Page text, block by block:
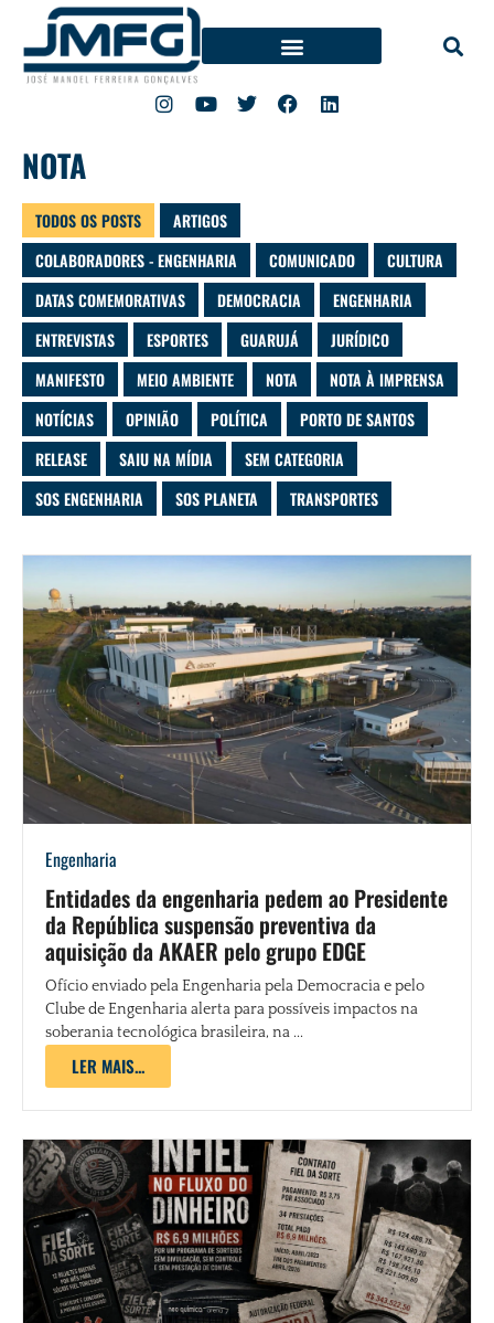
NOTA
TODOS OS POSTS
ARTIGOS
COLABORADORES - ENGENHARIA
COMUNICADO
CULTURA
DATAS COMEMORATIVAS
DEMOCRACIA
ENGENHARIA
ENTREVISTAS
ESPORTES GUARUJÁ
JURÍDICO
MANIFESTO
MEIO AMBIENTE NOTA
NOTA À IMPRENSA
NOTÍCIAS
OPINIÃO POLÍTICA
PORTO DE SANTOS
RELEASE
SAIU NA MÍDIA
SEM CATEGORIA
SOS ENGENHARIA
SOS PLANETA TRANSPORTES
Engenharia
Entidades da engenharia pedem ao Presidente
da República suspensão preventiva da
aquisição da AKAER pelo grupo EDGE
Ofício enviado pela Engenharia pela Democracia e pelo
Clube de Engenharia alerta para possíveis impactos na
soberania tecnológica brasileira, na ...
LER MAIS...